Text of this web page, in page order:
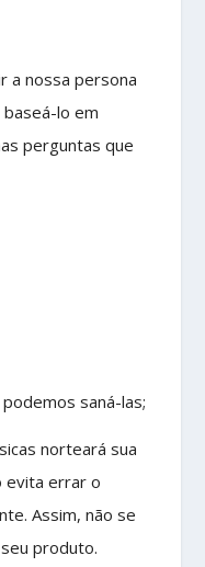
a nossa persona
lo em
perguntas que
saná-las;
norteará sua
evita errar o
Assim, não se
produto.